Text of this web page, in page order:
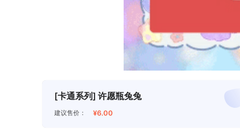
[卡通系列] 许愿瓶兔兔
建议售价： ¥6.00